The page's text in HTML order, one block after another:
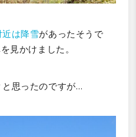
は降雪があったそうで
見かけました。
思ったのですが…